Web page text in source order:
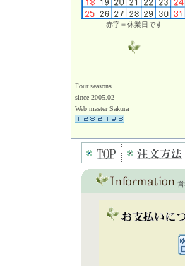
赤字＝休業日です
Four seasons
since 2005.02
Web master Sakura